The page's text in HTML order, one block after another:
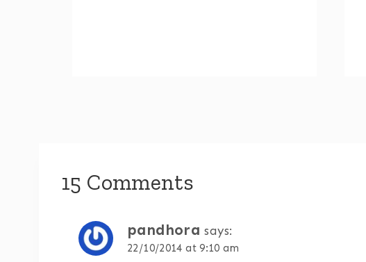
15 Comments
pandhora says:
22/10/2014 at 9:10 am